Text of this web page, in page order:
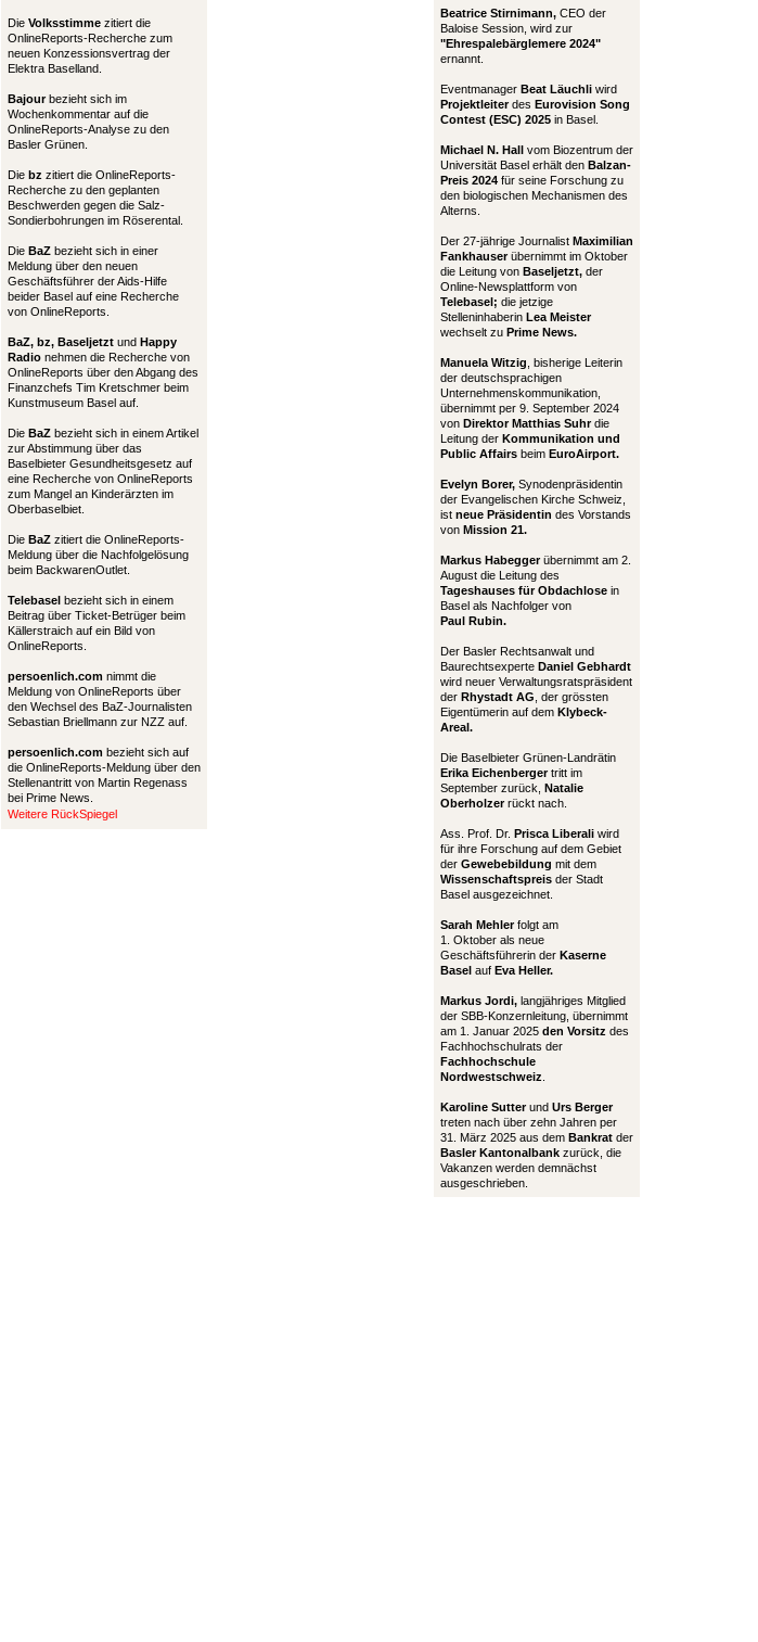
Die Volksstimme zitiert die
OnlineReports-Recherche zum
neuen Konzessionsvertrag der
Elektra Baselland.
Bajourbezieht sich im
Wochenkommentar auf die
OnlineReports-Analyse zu den
Basler Grünen.
Die bz zitiert die OnlineReports-
Recherche zu den geplanten
Beschwerden gegen die Salz-
Sondierbohrungen im Röserental.
Die BaZ bezieht sich in einer
Meldung über den neuen
Geschäftsführer der Aids-Hilfe
beider Basel auf eine Recherche
von OnlineReports.
BaZ, bz, Baseljetzt und Happy
Radio nehmen die Recherche von
OnlineReports über den Abgang des
Finanzchefs Tim Kretschmer beim
Kunstmuseum Basel auf.
Die BaZ bezieht sich in einem Artikel
zur Abstimmung über das
Baselbieter Gesundheitsgesetz auf
eine Recherche von OnlineReports
zum Mangel an Kinderärzten im
Oberbaselbiet.
Die BaZ zitiert die OnlineReports-
Meldung über die Nachfolgelösung
beim BackwarenOutlet.
Telebasel bezieht sich in einem
Beitrag über Ticket-Betrüger beim
Källerstraich auf ein Bild von
OnlineReports.
persoenlich.com nimmt die
Meldung von OnlineReports über
den Wechsel des BaZ-Journalisten
Sebastian Briellmann zur NZZ auf.
persoenlich.com bezieht sich auf
die OnlineReports-Meldung über den
Stellenantritt von Martin Regenass
bei Prime News.
Weitere RückSpiegel
Beatrice Stirnimann, CEO der
Baloise Session, wird zur
"Ehrespalebärglemere 2024"
ernannt.
Eventmanager Beat Läuchli wird
Projektleiterdes Eurovision Song
Contest (ESC) 2025 in Basel.
Michael N. Hall vom Biozentrum der
Universität Basel erhält den Balzan-
Preis 2024 für seine Forschung zu
den biologischen Mechanismen des
Alterns.
Der 27-jährige Journalist Maximilian
Fankhauserübernimmt im Oktober
die Leitung von Baseljetzt, der
Online-Newsplattform von
Telebasel; die jetzige
Stelleninhaberin Lea Meister
wechselt zu Prime News.
Manuela Witzig , bisherige Leiterin
der deutschsprachigen
Unternehmenskommunikation,
übernimmt per 9. September 2024
von Direktor Matthias Suhrdie
Leitung der Kommunikation und
Public Affairs beim EuroAirport.
Evelyn Borer, Synodenpräsidentin
der Evangelischen Kirche Schweiz,
ist neue Präsidentin des Vorstands
von Mission 21.
Markus Habeggerübernimmt am 2.
August die Leitung des
Tageshauses für Obdachlose in
Basel als Nachfolger von
Paul Rubin.
Der Basler Rechtsanwalt und
Baurechtsexperte Daniel Gebhardt
wird neuer Verwaltungsratspräsident
der Rhystadt AG , der grössten
Eigentümerin auf dem Klybeck-
Areal.
Die Baselbieter Grünen-Landrätin
Erika Eichenbergertritt im
September zurück, Natalie
Oberholzerrückt nach.
Ass. Prof. Dr. Prisca Liberali wird
für ihre Forschung auf dem Gebiet
der Gewebebildung mit dem
Wissenschaftspreis der Stadt
Basel ausgezeichnet.
Sarah Mehlerfolgt am
1. Oktober als neue
Geschäftsführerin der Kaserne
Basel auf Eva Heller.
Markus Jordi, langjähriges Mitglied
der SBB-Konzernleitung, übernimmt
am 1. Januar 2025 den Vorsitz des
Fachhochschulrats der
Fachhochschule
Nordwestschweiz
Karoline Sutterund Urs Berger
treten nach über zehn Jahren per
31. März 2025 aus dem Bankrat der
Basler Kantonalbank zurück, die
Vakanzen werden demnächst
ausgeschrieben.